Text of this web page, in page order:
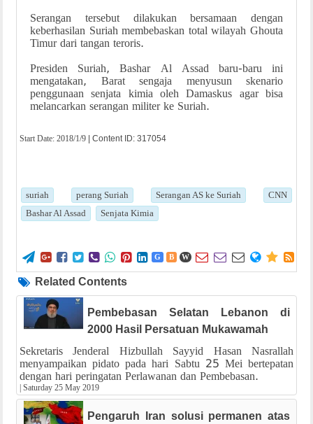
Serangan tersebut dilakukan bersamaan dengan
keberhasilan Suriah membebaskan total wilayah Ghouta
Timur dari tangan teroris.
Presiden Suriah, Bashar Al Assad baru-baru ini
mengatakan, Barat sengaja menyusun skenario
penggunaan senjata kimia oleh Damaskus agar bisa
melancarkan serangan militer ke Suriah.
Start Date: 2018/1/9 | Content ID: 317054
suriah perang Suriah Serangan AS ke Suriah
CNN
Bashar Al Assad
Senjata Kimia
        G B W      
Related Contents
Pembebasan Selatan Lebanon di
2000 Hasil Persatuan Mukawamah
Sekretaris Jenderal Hizbullah Sayyid Hasan Nasrallah
menyampaikan pidato pada hari Sabtu 25 Mei bertepatan
dengan hari peringatan Perlawanan dan Pembebasan.
Saturday 25 May 2019
Pengaruh Iran solusi permanen atas